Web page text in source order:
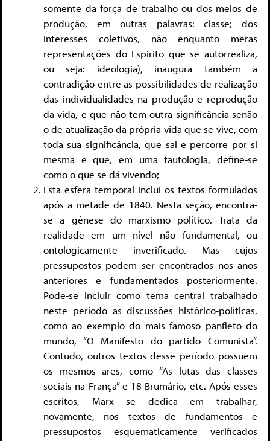
somente da força de trabalho ou dos meios de
produção, em outras palavras: classe; dos
interesses coletivos, não enquanto meras
representações do Espirito que se autorrealiza,
ou seja: ideologia), inaugura também a
contradição entre as possibilidades de realização
das individualidades na produção e reprodução
da vida, e que não tem outra significância senão
o de atualização da própria vida que se vive, com
toda sua significância, que sai e percorre por si
mesma e que, em uma tautologia, define-se
como o que se dá vivendo;
Esta esfera temporal inclui os textos formulados
após a metade de 1840. Nesta seção, encontra-
se a gênese do marxismo político. Trata da
realidade em um nível não fundamental, ou
ontologicamente inverificado. Mas cujos
pressupostos podem ser encontrados nos anos
anteriores e fundamentados posteriormente.
Pode-se incluir como tema central trabalhado
neste período as discussões histórico-políticas,
como ao exemplo do mais famoso panfleto do
mundo, “O Manifesto do partido Comunista”.
Contudo, outros textos desse período possuem
os mesmos ares, como “As lutas das classes
sociais na França” e 18 Brumário, etc. Após esses
escritos, Marx se dedica em trabalhar,
novamente, nos textos de fundamentos e
pressupostos esquematicamente verificados